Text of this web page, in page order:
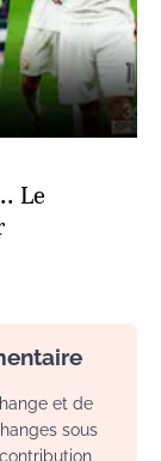
Le
et de
sous